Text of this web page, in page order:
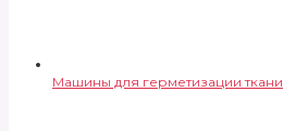
Машины для герметизации ткани